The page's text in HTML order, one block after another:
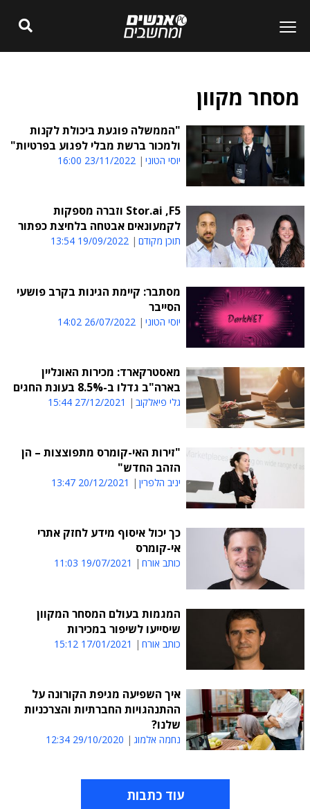
מסחר מקוון
"הממשלה פוגעת ביכולת לקנות
ולמכור ברשת מבלי לפגוע בפרטיות"
יוסי הטוני 23/11/2022 16:00
Stor.ai ,F5 וזברה מספקות
לקמעונאים אבטחה בלחיצת כפתור
תוכן מקודם 19/09/2022 13:54
מסתבר: קיימת הגינות בקרב פושעי
הסייבר
יוסי הטוני 26/07/2022 14:02
מאסטרקארד: מכירות האונליין
בארה"ב גדלו ב-8.5% בעונת החגים
גלי פיאלקוב 27/12/2021 15:44
"זירות האי-קומרס מתפוצצות – הן
הזהב החדש"
יניב הלפרין 20/12/2021 13:47
כך יכול איסוף מידע לחזק אתרי
אי-קומרס
כותב אורח 19/07/2021 11:03
המגמות בעולם המסחר המקוון
שיסייעו לשיפור במכירות
כותב אורח 17/01/2021 15:12
איך השפיעה מגיפת הקורונה על
ההתנהגויות החברתיות והצרכניות
שלנו?
נחמה אלמוג 29/10/2020 12:34
עוד כתבות